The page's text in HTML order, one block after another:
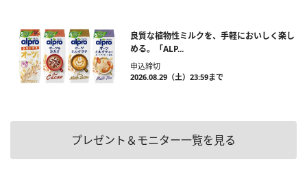
良質な植物性ミルクを、手軽においしく楽し
める。「ALP...
申込締切
2026.08.29（土）23:59まで
プレゼント＆モニター一覧を見る